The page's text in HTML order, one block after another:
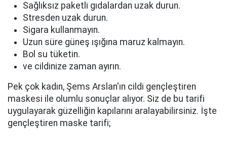
Sağlıksız paketli gıdalardan uzak durun.
Stresden uzak durun.
Sigara kullanmayın.
Uzun süre güneş ışığına maruz kalmayın.
Bol su tüketin.
ve cildinize zaman ayırın.
Pek çok kadın, Şems Arslan'ın cildi gençleştiren
maskesi ile olumlu sonuçlar alıyor. Siz de bu tarifi
uygulayarak güzelliğin kapılarını aralayabilirsiniz. İşte
gençleştiren maske tarifi;